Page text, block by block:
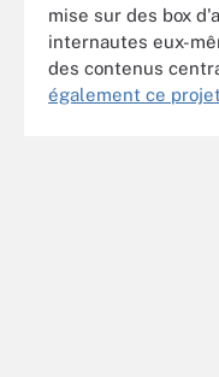
mise sur des box
internautes eux-
des contenus
également ce